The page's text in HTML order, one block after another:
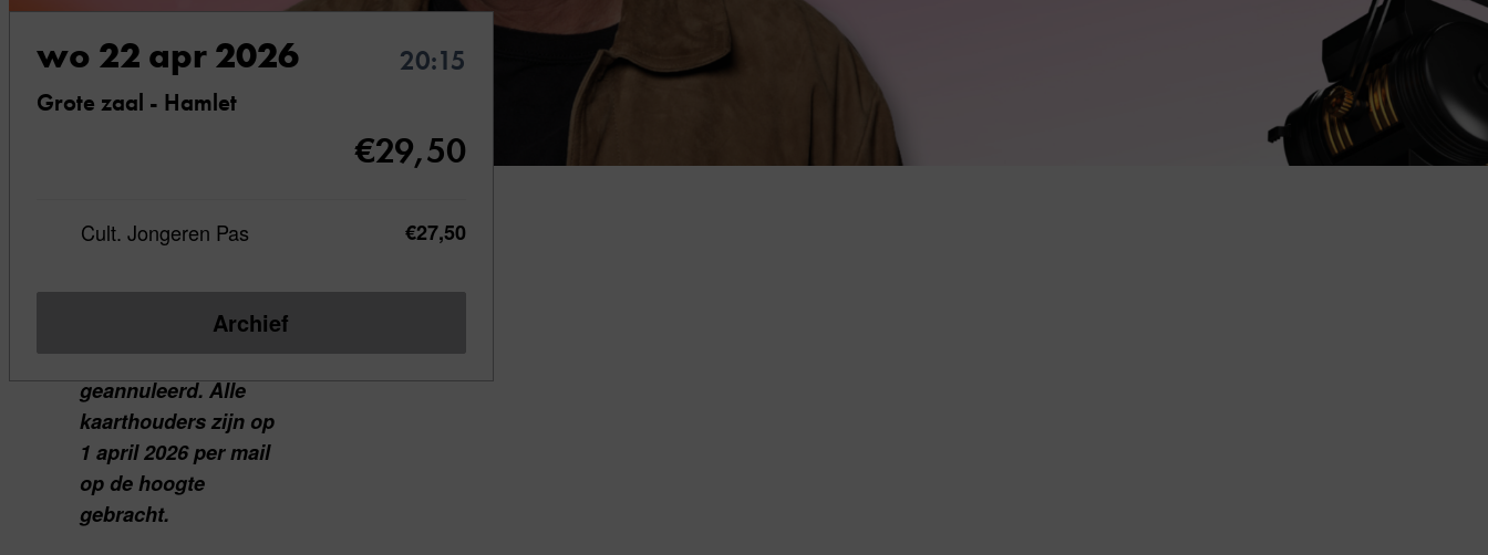
wo 22 apr 2026 20:15
Grote zaal - Hamlet
€29,50
Cult. Jongeren Pas €27,50
Archief
Lach en leer
mee met het
Familiediner
Deze voorstelling is
geannuleerd. Alle
kaarthouders zijn op
1 april 2026 per mail
op de hoogte
gebracht.